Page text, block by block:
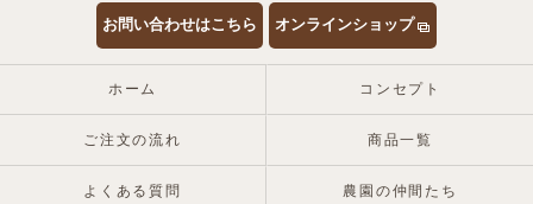
お問い合わせはこちら オンラインショップ
ホーム コンセプト
ご注文の流れ 商品一覧
よくある質問 農園の仲間たち